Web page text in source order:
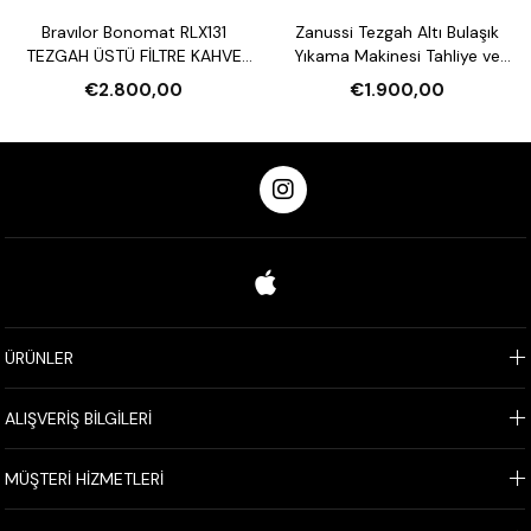
Bravılor Bonomat RLX131
TEZGAH ÜSTÜ FİLTRE KAHVE
MAKİNESİ VE SU ISITICI
€2.800,00
Zanussi Tezgah Altı Bulaşık
Yıkama Makinesi Tahliye ve
Parlatıcı Pompalı
€1.900,00
ÜRÜNLER
ALIŞVERİŞ BİLGİLERİ
MÜŞTERİ HİZMETLERİ